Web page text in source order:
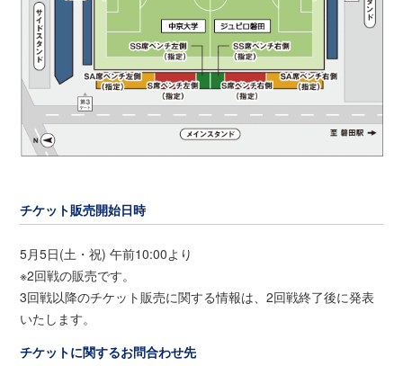
チケット販売開始日時
5月5日(土・祝) 午前10:00より
※2回戦の販売です。
3回戦以降のチケット販売に関する情報は、2回戦終了後に発表
いたします。
チケットに関するお問合わせ先